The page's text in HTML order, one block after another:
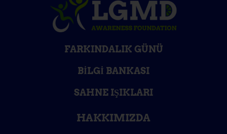
FARKINDALIK GÜNÜ
BILGI BANKASI
SAHNE IŞIKLARI
HAKKIMIZDA